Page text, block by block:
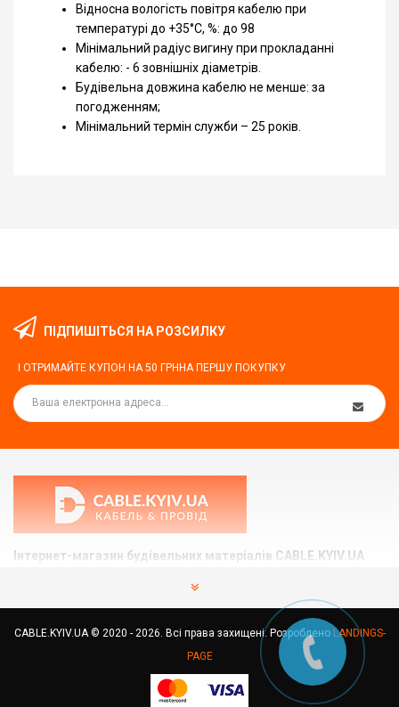
Відносна вологість повітря кабелю при
температурі до +35°С, %: до 98
Мінімальний радіус вигину при прокладанні
кабелю: - 6 зовнішніх діаметрів.
Будівельна довжина кабелю не менше: за
погодженням;
Мінімальний термін служби – 25 років.
ПІДПИШІТЬСЯ НА РОЗСИЛКУ
І ОТРИМАЙТЕ КУПОН НА50 ГРННА ПЕРШУ ПОКУПКУ
Інтернет-магазин будівельних матеріалів CABLE.KYIV.UA
Ми допоможемо вам підібрати та купити те, що Вам
потрібно.
Україна, м.Київ вул. Здолбунівська 7
+38 (067) 582-11-16
CABLE.KYIV.UA © 2020 - 2026. Всі права захищені. Розроблено LANDINGS-
PAGE